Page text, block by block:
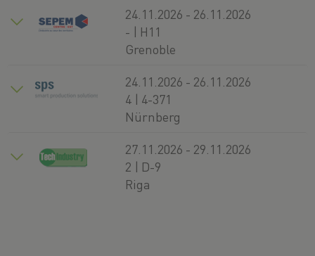
24.11.2026 - 26.11.2026
- | H11
Grenoble
24.11.2026 - 26.11.2026
4 | 4-371
Nürnberg
27.11.2026 - 29.11.2026
2 | D-9
Riga